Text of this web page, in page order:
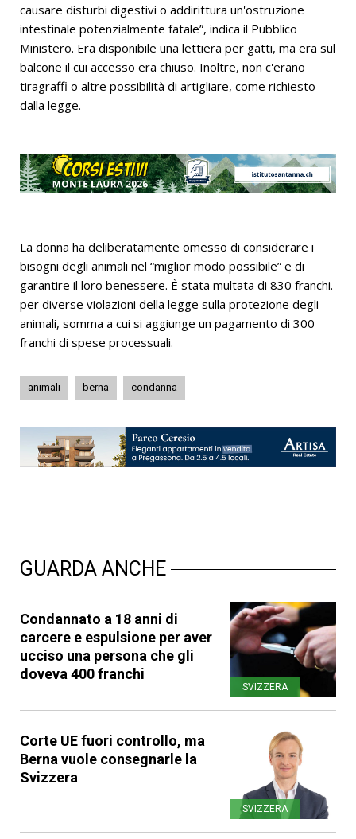
causare disturbi digestivi o addirittura un'ostruzione
intestinale potenzialmente fatale”, indica il Pubblico
Ministero. Era disponibile una lettiera per gatti, ma era sul
balcone il cui accesso era chiuso. Inoltre, non c'erano
tiragraffi o altre possibilità di artigliare, come richiesto
dalla legge.
La donna ha deliberatamente omesso di considerare i
bisogni degli animali nel “miglior modo possibile” e di
garantire il loro benessere. È stata multata di 830 franchi.
per diverse violazioni della legge sulla protezione degli
animali, somma a cui si aggiunge un pagamento di 300
franchi di spese processuali.
animali berna condanna
GUARDA ANCHE
Condannato a 18 anni di
carcere e espulsione per aver
ucciso una persona che gli
doveva 400 franchi
SVIZZERA
Corte UE fuori controllo, ma
Berna vuole consegnarle la
Svizzera
SVIZZERA